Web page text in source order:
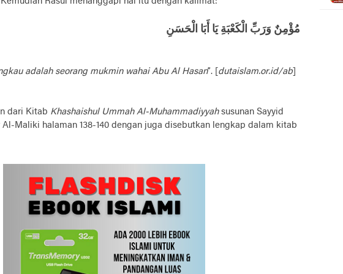
مُؤْمِنٌ وَرَبِّ الْكَعْبَةِ يَا أَبَا الْحَسَنِ
adalah seorang mukmin wahai Abu Al Hasan”. [ dutaislam.or.id/ab]
dari Kitab Khashaishul Ummah Al-Muhammadiyyahsusunan Sayyid
Maliki halaman 138-140 dengan juga disebutkan lengkap dalam kitab